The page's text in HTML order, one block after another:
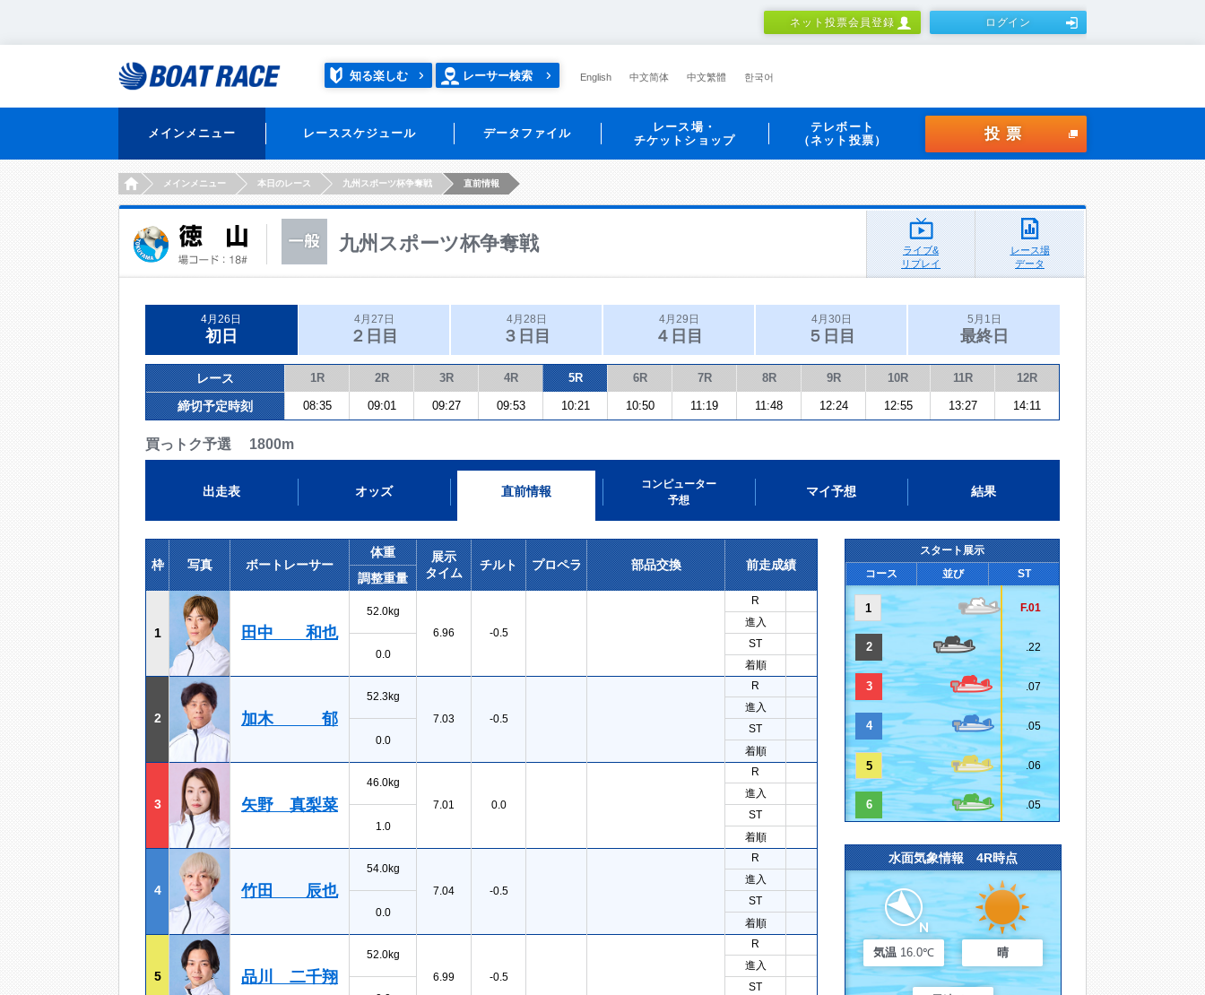
ネット投票会員登録 ログイン
知る楽しむ レーサー検索 English 中文简体 中文繁體 한국어
メインメニュー レーススケジュール データファイル
レース場・
チケットショップ
テレボート
（ネット投票）
投票
HOMEメインメニュー 本日のレース 九州スポーツ杯争奪戦 直前情報
九州スポーツ杯争奪戦
ライブ&
リプレイ
レース場
データ
4月26日
初日
4月27日
２日目
4月28日
３日目
4月29日
４日目
4月30日
５日目
5月1日
最終日
レース 1R 2R 3R 4R 5R 6R 7R 8R 9R 10R 11R 12R
締切予定時刻 08:35 09:01 09:27 09:53 10:21 10:50 11:19 11:48 12:24 12:55 13:27 14:11
買っトク予選 1800m
出走表 オッズ 直前情報
コンピューター
予想
マイ予想 結果
枠 写真 ボートレーサー
体重
展示
タイム
チルト プロペラ 部品交換
前走成績
調整重量
1 田中 和也
52.0kg
6.96
-0.5
R
進入
0.0
ST
着順
2 加木 郁
52.3kg
7.03
-0.5
R
進入
0.0
ST
着順
3 矢野 真梨菜
46.0kg
7.01
0.0
R
進入
1.0
ST
着順
4 竹田 辰也
54.0kg
7.04
-0.5
R
進入
0.0
ST
着順
5 品川 二千翔
52.0kg
6.99
-0.5
R
進入
ST
スタート展示
コース
並び ST
1 F.01
2 .22
3 .07
4 .05
5 .06
6 .05
水面気象情報 4R時点
気温 16.0℃ 晴